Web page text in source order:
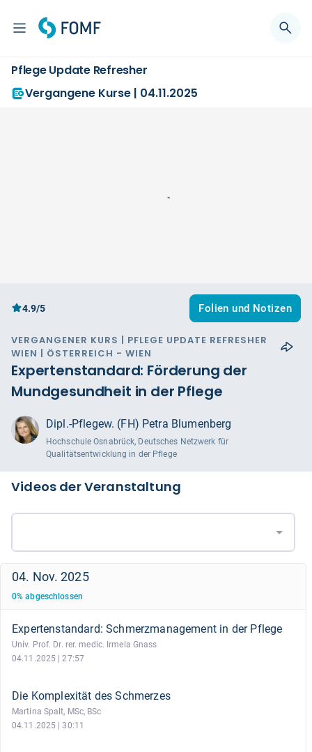
Pflege Update Refresher
Vergangene Kurse | 04.11.2025
4.9/5 Folien und Notizen
VERGANGENER KURS | PFLEGE UPDATE REFRESHER
WIEN | ÖSTERREICH - WIEN
Expertenstandard: Förderung der
Mundgesundheit in der Pflege
Dipl.-Pflegew. (FH) Petra Blumenberg
Hochschule Osnabrück, Deutsches Netzwerk für
Qualitätsentwicklung in der Pflege
Videos der Veranstaltung
04. Nov. 2025
0% abgeschlossen
Expertenstandard: Schmerzmanagement in der Pflege
Univ. Prof. Dr. rer. medic. Irmela Gnass
04.11.2025 | 27:57
Die Komplexität des Schmerzes
Martina Spalt, MSc, BSc
04.11.2025 | 30:11